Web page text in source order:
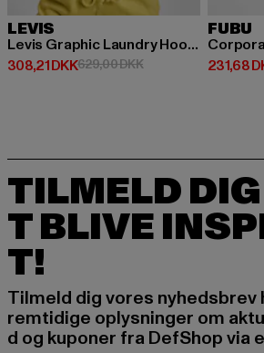
LEVIS
Levis Graphic Laundry Hoodie
308,21 DKK
Nuværende pris: 308,21 DKK
629,00 DKKKampagnepris:
FUBU
231,68
TILMELD
T BLIVE
T!
Tilmeld dig vores nyhedsbrev
remtidige oplysninger om
d og kuponer fra DefShop via